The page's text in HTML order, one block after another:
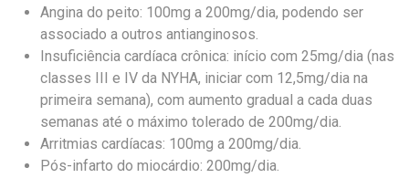
Angina do peito: 100mg a 200mg/dia, podendo ser
associado a outros antianginosos.
Insuficiência cardíaca crônica: início com 25mg/dia (nas
classes III e IV da NYHA, iniciar com 12,5mg/dia na
primeira semana), com aumento gradual a cada duas
semanas até o máximo tolerado de 200mg/dia.
Arritmias cardíacas: 100mg a 200mg/dia.
Pós-infarto do miocárdio: 200mg/dia.